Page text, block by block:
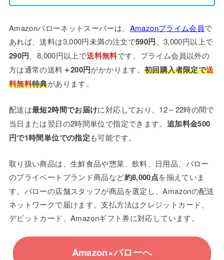
Amazonバローネットスーパーは、 Amazonプライム会員で
あれば、送料は3,000円未満の注文で590円 、3,000円以上で
290円 、8,000円以上で送料無料です。プライム会員以外の
方は通常の送料＋200円がかかります。初回購入者限定で送
料無料特典があります。
配送は最短2時間でお届けに対応しており、12～22時の間で
当日または翌日の2時間単位で指定できます。 追加料金500
円で1時間単位での指定も可能です。
取り扱い商品は、生鮮食品や惣菜、飲料、日用品、バロー
のプライベートブランド商品など約8,000点を揃えていま
す。バローの店舗スタッフが商品を選定し、Amazonの配送
ネットワークで届けます。支払方法はクレジットカード、
デビットカード、Amazonギフト券に対応しています。
Amazon×バローへ